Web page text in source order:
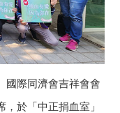
國際同濟會吉祥會會
於「中正捐血室」